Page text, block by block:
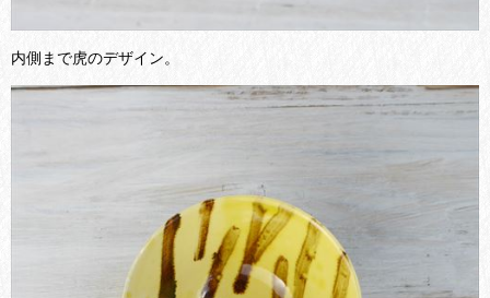
内側まで虎のデザイン。